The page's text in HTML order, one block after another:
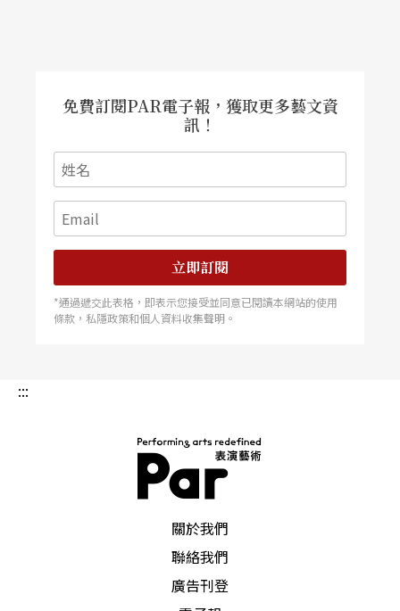
免費訂閱PAR電子報，獲取更多藝文資
訊！
立即訂閱
*通過遞交此表格，即表示您接受並同意已閱讀本網站的使用
條款，私隱政策和個人資料收集聲明。
:::
關於我們
聯絡我們
廣告刊登